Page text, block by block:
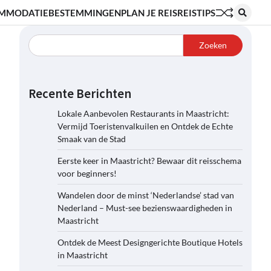
BESTEMMINGENPLAN JE REISREISTIPS
Zoeken
Recente Berichten
Lokale Aanbevolen Restaurants in Maastricht:
Vermijd Toeristenvalkuilen en Ontdek de Echte
Smaak van de Stad
Eerste keer in Maastricht? Bewaar dit reisschema
voor beginners!
Wandelen door de minst ‘Nederlandse’ stad van
Nederland – Must-see bezienswaardigheden in
Maastricht
Ontdek de Meest Designgerichte Boutique Hotels
in Maastricht